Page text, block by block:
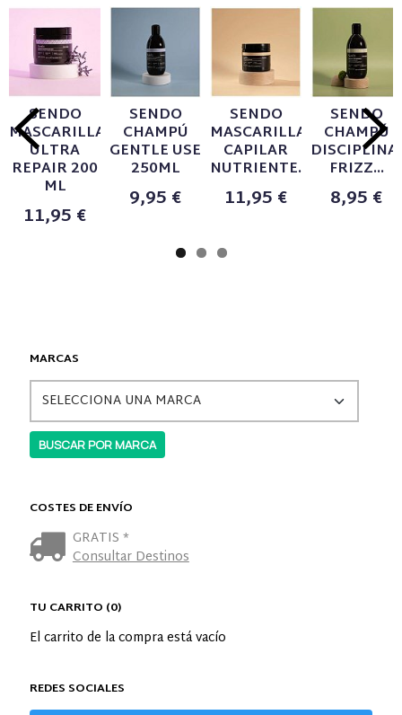
MARCAS
COSTES DE ENVÍO
GRATIS *
Consultar Destinos
TU CARRITO (0)
El carrito de la compra está vacío
REDES SOCIALES
SENDO
MASCARILLA
ULTRA
REPAIR 200
ML
11,95 €
SENDO
CHAMPÚ
GENTLE USE
250ML
9,95 €
SENDO
MASCARILLA
CAPILAR
NUTRIENTE...
11,95 €
SENDO
CHAMPÚ
FRIZZ...
8,95 €